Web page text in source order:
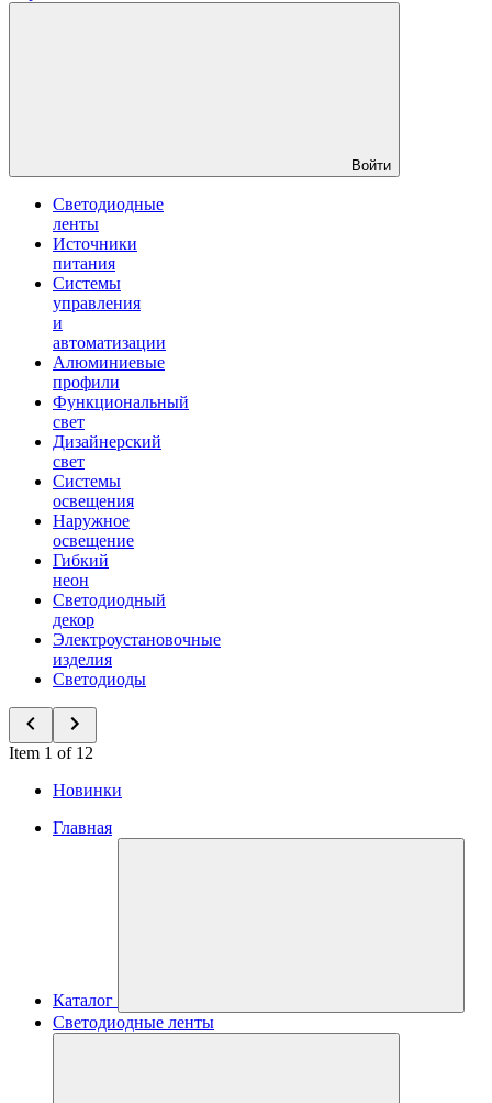
Войти
Светодиодные
ленты
Источники
питания
Системы
управления
и
автоматизации
Алюминиевые
профили
Функциональный
свет
Дизайнерский
свет
Системы
освещения
Наружное
освещение
Гибкий
неон
Светодиодный
декор
Электроустановочные
изделия
Светодиоды
Item 1 of 12
Новинки
Главная
Каталог
Светодиодные ленты